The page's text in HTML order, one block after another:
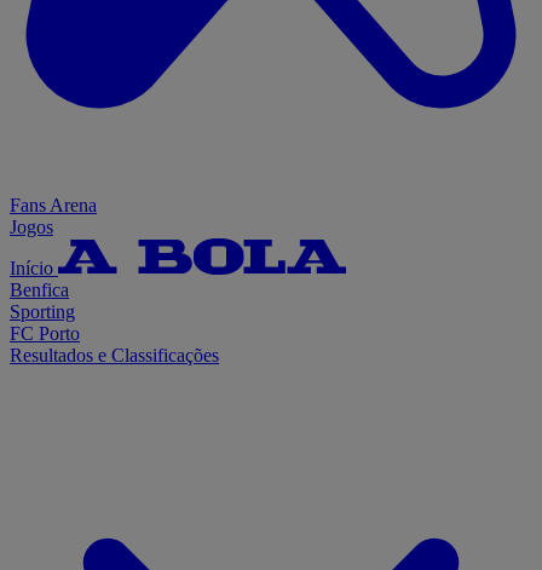
Fans Arena
Jogos
Início
Benfica
Sporting
FC Porto
Resultados e Classificações